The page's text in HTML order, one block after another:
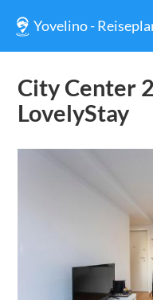
Yovelino -
City Center
LovelyStay